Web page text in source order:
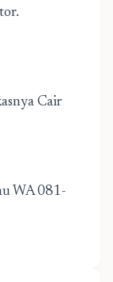
Cair
WA 081-